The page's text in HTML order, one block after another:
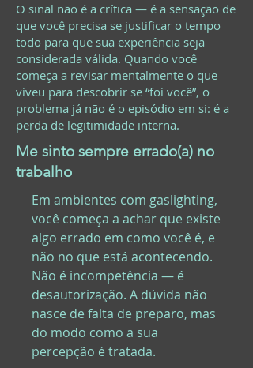
O sinal não é a crítica — é a sensação de
que você precisa se justificar o tempo
todo para que sua experiência seja
considerada válida. Quando você
começa a revisar mentalmente o que
viveu para descobrir se “foi você”, o
problema já não é o episódio em si: é a
perda de legitimidade interna.
Me sinto sempre errado(a) no
trabalho
Em ambientes com gaslighting,
você começa a achar que existe
algo errado em como você é, e
não no que está acontecendo.
Não é incompetência — é
desautorização. A dúvida não
nasce de falta de preparo, mas
do modo como a sua
percepção é tratada.